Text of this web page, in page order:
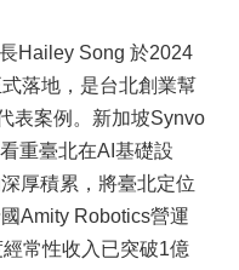
Song 於2024
落地，是台北創業幫
表案例。新加坡Synvo
重臺北在AI基礎設
厚積累，將臺北定位
Amity Robotics營運
常性收入已突破1億